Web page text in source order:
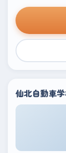
仙北自動車